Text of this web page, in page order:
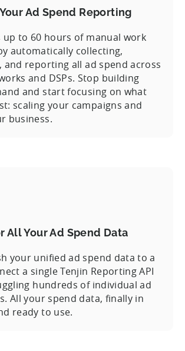
Ad Spend Reporting
up to 60 hours of manual work
automatically collecting,
and reporting all ad spend across
and DSPs. Stop building
and start focusing on what
scaling your campaigns and
business.
All Your Ad Spend Data
your unified ad spend data to a
a single Tenjin Reporting API
hundreds of individual ad
All your spend data, finally in
ready to use.